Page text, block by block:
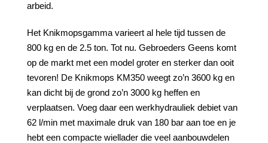
arbeid.
Het Knikmopsgamma varieert al hele tijd tussen de
800 kg en de 2.5 ton. Tot nu. Gebroeders Geens komt
op de markt met een model groter en sterker dan ooit
tevoren! De Knikmops KM350 weegt zo’n 3600 kg en
kan dicht bij de grond zo’n 3000 kg heffen en
verplaatsen. Voeg daar een werkhydrauliek debiet van
62 l/min met maximale druk van 180 bar aan toe en je
hebt een compacte wiellader die veel aanbouwdelen